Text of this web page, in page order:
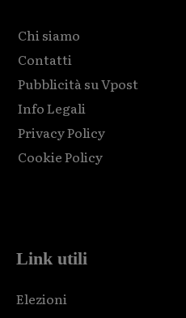
Chi siamo
Contatti
Pubblicità su Vpost
Info Legali
Privacy Policy
Cookie Policy
Link utili
Elezioni